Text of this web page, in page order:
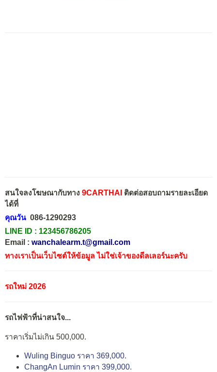
สนใจลงโฆษณากับทาง 9CARTHAI ติดต่อสอบถามรายละเอียด
ได้ที่
คุณวัน 086-1290293
LINE ID : 123456786205
Email : wanchalearm.t@gmail.com
ทางเราเป็นเว็บไซต์ให้ข้อมูล ไม่ใช่เจ้าของดีลเลอร์นะครับ
รถใหม่ 2026
รถไฟฟ้าที่น่าสนใจ...
ราคาเริ่มไม่เกิน 500,000.
Wuling Binguo ราคา 369,000.
ChangAn Lumin ราคา 399,000.